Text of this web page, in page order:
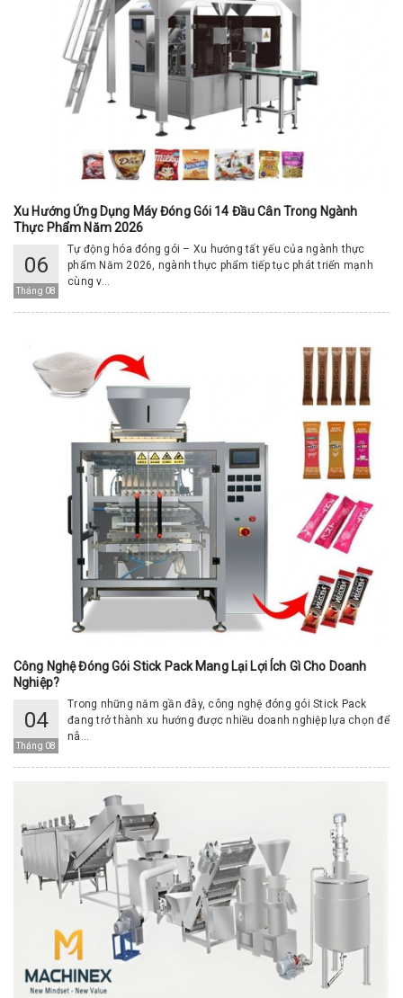
Xu Hướng Ứng Dụng Máy Đóng Gói 14 Đầu Cân Trong Ngành
Thực Phẩm Năm 2026
06
Tháng 08
Tự động hóa đóng gói – Xu hướng tất yếu của ngành thực
phẩm Năm 2026, ngành thực phẩm tiếp tục phát triển mạnh
cùng v...
Công Nghệ Đóng Gói Stick Pack Mang Lại Lợi Ích Gì Cho Doanh
Nghiệp?
04
Tháng 08
Trong những năm gần đây, công nghệ đóng gói Stick Pack
đang trở thành xu hướng được nhiều doanh nghiệp lựa chọn để
nâ...